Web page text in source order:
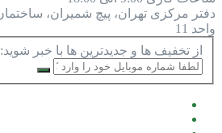
دفتر مرکزی
واحد 11
از تخفیف ها و جدیدترین ها با خبر شوید: